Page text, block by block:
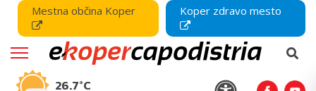
Mestna občina Koper Koper zdravo mesto
26.7°C